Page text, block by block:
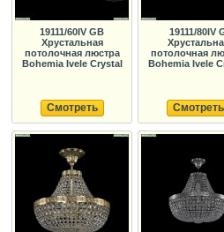
19111/60IV GB
Хрустальная
потолочная люстра
Bohemia Ivele Crystal
Смотреть
19111/80IV
потолочная
Bohemia Ivele
Смотреть